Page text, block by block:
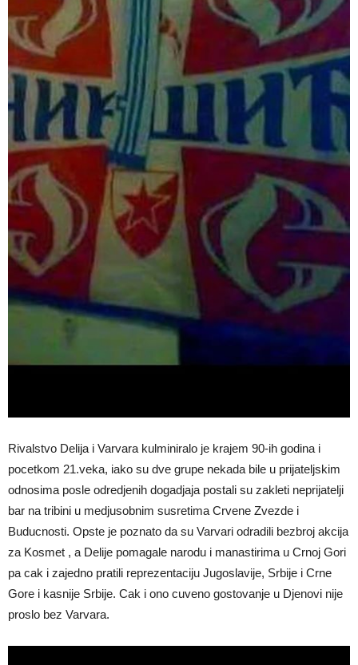
Rivalstvo Delija i Varvara kulminiralo je krajem 90-ih godina i
pocetkom 21.veka, iako su dve grupe nekada bile u prijateljskim
odnosima posle odredjenih dogadjaja postali su zakleti neprijatelji
bar na tribini u medjusobnim susretima Crvene Zvezde i
Buducnosti. Opste je poznato da su Varvari odradili bezbroj akcija
za Kosmet , a Delije pomagale narodu i manastirima u Crnoj Gori
pa cak i zajedno pratili reprezentaciju Jugoslavije, Srbije i Crne
Gore i kasnije Srbije. Cak i ono cuveno gostovanje u Djenovi nije
proslo bez Varvara.